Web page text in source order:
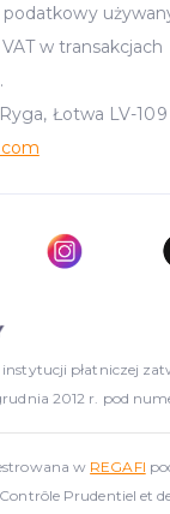
w transakcjach
Łotwa LV-109
instytucji płatniczej
2012 r. pod
w REGAFI
Prudentiel et